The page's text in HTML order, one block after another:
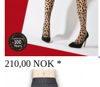
210,00 NOK *